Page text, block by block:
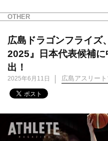
OTHER
広島ドラゴンフライズ
2025』日本代表候補
出！
2025年6月11日 広島アスリー